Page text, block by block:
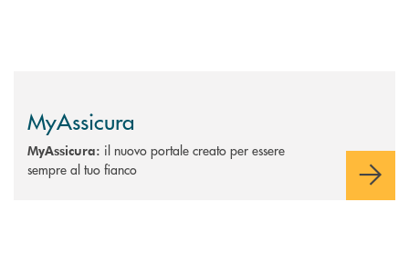
MyAssicura
MyAssicura: il nuovo portale creato per essere
sempre al tuo fianco